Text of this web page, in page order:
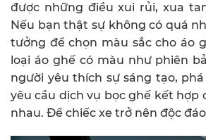
được những điều xui rủi, xua
Nếu bạn thật sự không có quá
tưởng để chọn màu sắc cho áo
loại áo ghế có màu như phiên
người yêu thích sự sáng tạo,
yêu cầu dịch vụ bọc ghế kết hợp
nhau. Để chiếc xe trở nên độc